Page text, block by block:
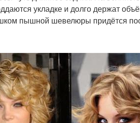
укладке и долго держат
пышной шевелюры придётся